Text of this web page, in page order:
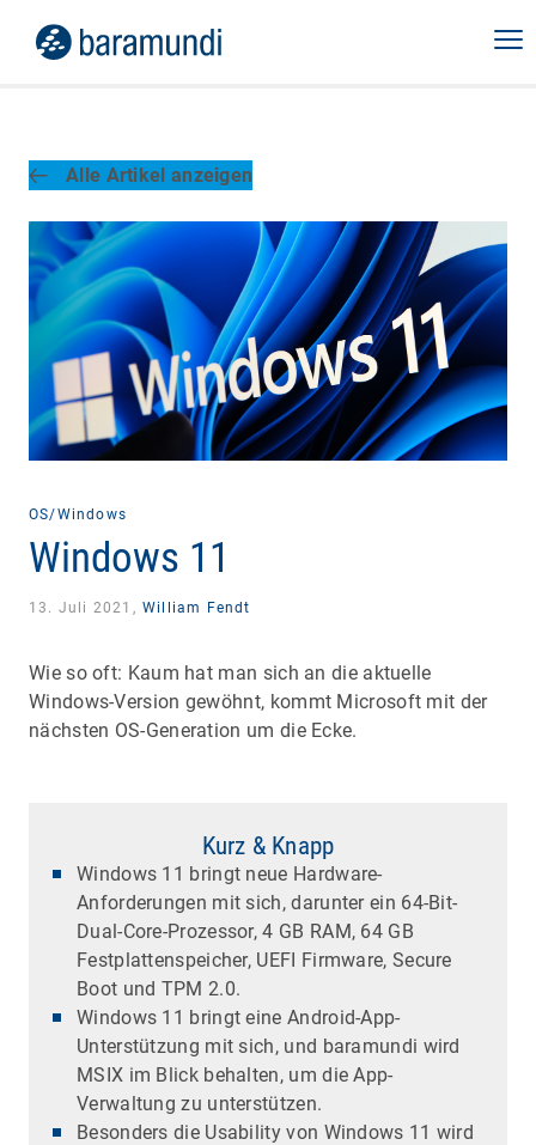
Alle Artikel anzeigen
OS/Windows
Windows 11
13. Juli 2021, William Fendt
Wie so oft: Kaum hat man sich an die aktuelle
Windows-Version gewöhnt, kommt Microsoft mit der
nächsten OS-Generation um die Ecke.
Kurz & Knapp
Windows 11 bringt neue Hardware-
Anforderungen mit sich, darunter ein 64-Bit-
Dual-Core-Prozessor, 4 GB RAM, 64 GB
Festplattenspeicher, UEFI Firmware, Secure
Boot und TPM 2.0.
Windows 11 bringt eine Android-App-
Unterstützung mit sich, und baramundi wird
MSIX im Blick behalten, um die App-
Verwaltung zu unterstützen.
Besonders die Usability von Windows 11 wird